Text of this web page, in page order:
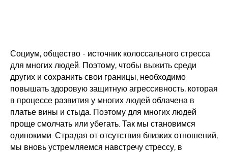
Социум, общество - источник колоссального стресса
для многих людей. Поэтому, чтобы выжить среди
других и сохранить свои границы, необходимо
повышать здоровую защитную агрессивность, которая
в процессе развития у многих людей облачена в
платье вины и стыда. Поэтому для многих людей
проще смолчать или убегать. Так мы становимся
одинокими. Страдая от отсутствия близких отношений,
мы вновь устремляемся навстречу стрессу, в